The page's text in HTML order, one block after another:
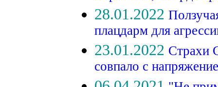
28.01.2022
плацдарм для
23.01.2022 Страхи
совпало с